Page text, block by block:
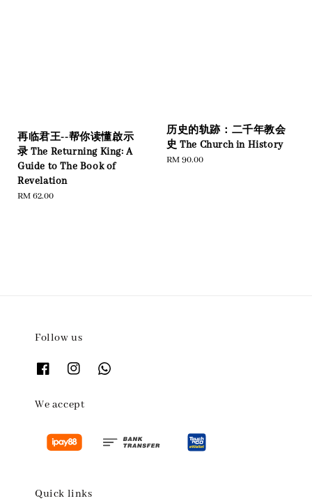
再临君王--帮你读懂啟示
录 The Returning King: A
Guide to The Book of
Revelation
Regular
RM 62.00
历史的轨跡：二千年教会
史 The Church in History
Regular
RM 90.00
Follow us
We accept
Quick links